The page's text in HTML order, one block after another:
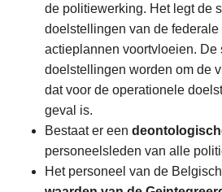
de politiewerking. Het legt de
doelstellingen van de
actieplannen voortvloeien. De
doelstellingen worden om de
dat voor de operationele
geval is.
Bestaat er een
personeelsleden van alle
Het personeel van de